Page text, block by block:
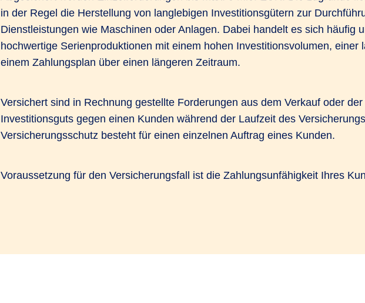
in der Regel die Herstellung von langlebigen Investitionsgütern zur
Dienstleistungen wie Maschinen oder Anlagen. Dabei handelt es sich häufig
hochwertige Serienproduktionen mit einem hohen Investitionsvolumen, einer
einem Zahlungsplan über einen längeren Zeitraum.
Versichert sind in Rechnung gestellte Forderungen aus dem Verkauf oder
Investitionsguts gegen einen Kunden während der Laufzeit des
Versicherungsschutz besteht für einen einzelnen Auftrag eines Kunden.
Voraussetzung für den Versicherungsfall ist die Zahlungsunfähigkeit Ihres